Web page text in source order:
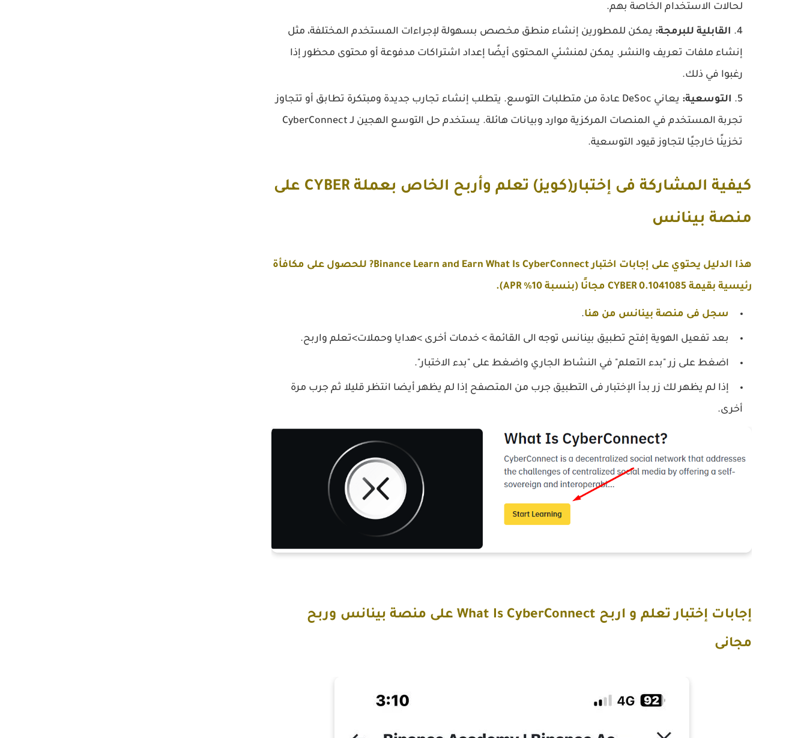
لحالات الاستخدام الخاصة بهم.
القابلية للبرمجة: يمكن للمطورين إنشاء منطق مخصص بسهولة لإجراءات المستخدم المختلفة، مثل
إنشاء ملفات تعريف والنشر. يمكن لمنشئي المحتوى أيضًا إعداد اشتراكات مدفوعة أو محتوى محظور إذا
رغبوا في ذلك.
التوسعية:
يعاني DeSoc عادة من متطلبات التوسع. يتطلب إنشاء تجارب جديدة ومبتكرة تطابق أو تتجاوز
تجربة المستخدم في المنصات المركزية موارد وبيانات هائلة. يستخدم حل التوسع الهجين لـ CyberConnect
تخزينًا خارجيًا لتجاوز قيود التوسعية.
كيفية المشاركة فى إختبار(كويز) تعلم وأربح الخاص بعملة CYBER على
منصة بينانس
هذا الدليل يحتوي على إجابات اختبار Binance Learn and Earn What Is CyberConnect? للحصول على مكافأة
رئيسية بقيمة 0.1041085 CYBER مجانًا (بنسبة 10٪ APR).
سجل فى منصة بينانس من هنا.
بعد تفعيل الهوية إفتح تطبيق بينانس توجه الى القائمة > خدمات أخرى >هدايا وحملات>تعلم واربح.
اضغط على زر "بدء التعلم" في النشاط الجاري واضغط على "بدء الاختبار".
إذا لم يظهر لك زر بدأ الإختبار فى التطبيق جرب من المتصفح إذا لم يظهر أيضا انتظر قليلا ثم جرب مرة
أخرى.
إجابات إختبار تعلم و اربح What Is CyberConnect على منصة بينانس وربح
مجانى